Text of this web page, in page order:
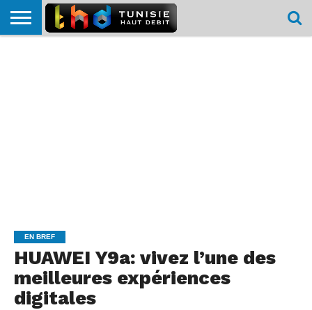
EN BREF
HUAWEI Y9a: vivez l’une des
meilleures expériences
digitales